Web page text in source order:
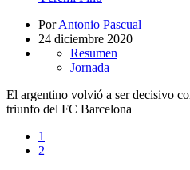
PorAntonio Pascual
24 diciembre 2020
Resumen
Jornada
El argentino volvió a ser decisivo
triunfo del FC Barcelona
1
2